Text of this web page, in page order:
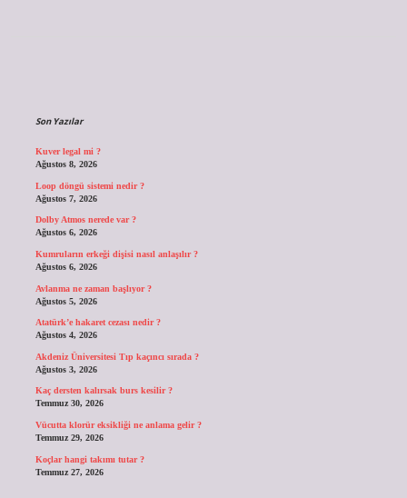
Son Yazılar
Kuver legal mi ?
Ağustos 8, 2026
Loop döngü sistemi nedir ?
Ağustos 7, 2026
Dolby Atmos nerede var ?
Ağustos 6, 2026
Kumruların erkeği dişisi nasıl anlaşılır ?
Ağustos 6, 2026
Avlanma ne zaman başlıyor ?
Ağustos 5, 2026
Atatürk’e hakaret cezası nedir ?
Ağustos 4, 2026
Akdeniz Üniversitesi Tıp kaçıncı sırada ?
Ağustos 3, 2026
Kaç dersten kalırsak burs kesilir ?
Temmuz 30, 2026
Vücutta klorür eksikliği ne anlama gelir ?
Temmuz 29, 2026
Koçlar hangi takımı tutar ?
Temmuz 27, 2026